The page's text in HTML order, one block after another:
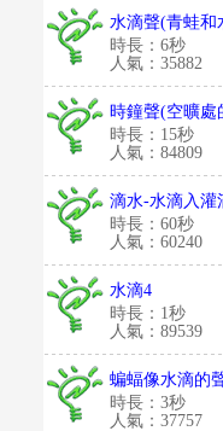
水滴聲(青蛙和
時長：6秒
人氣：35882
時鐘聲(空曠處
時長：15秒
人氣：84809
滴水-水滴入灌
時長：60秒
人氣：60240
水滴4
時長：1秒
人氣：89539
蝙蝠像水滴的
時長：3秒
人氣：37757